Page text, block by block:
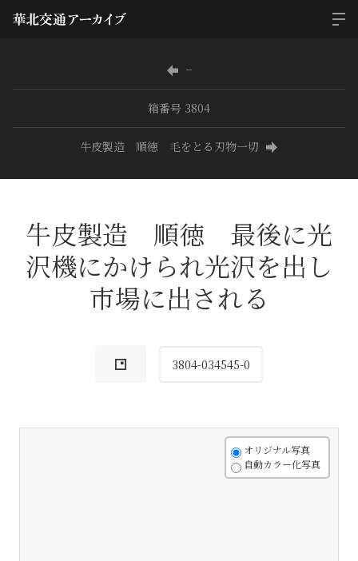
−
箱番号 3804
牛皮製造 順徳 毛をとる刃物一切
牛皮製造 順徳 最後に光
沢機にかけられ光沢を出し
市場に出される
3804-034545-0
オリジナル写真
自動カラー化写真